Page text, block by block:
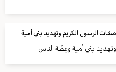
الرسول الكريم وتهديد بني أمية
بني أمية وعِظَة الناس